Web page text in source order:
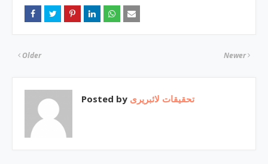
Newer
Older
Posted by تحقیقات لائبریری